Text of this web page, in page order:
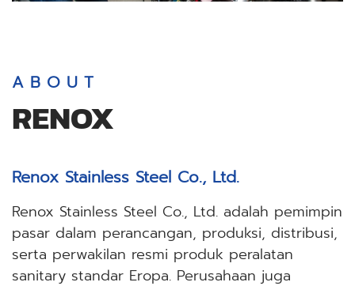
A B O U T
RENOX
Renox Stainless Steel Co., Ltd.
Renox Stainless Steel Co., Ltd. adalah pemimpin
pasar dalam perancangan, produksi, distribusi,
serta perwakilan resmi produk peralatan
sanitary standar Eropa. Perusahaan juga